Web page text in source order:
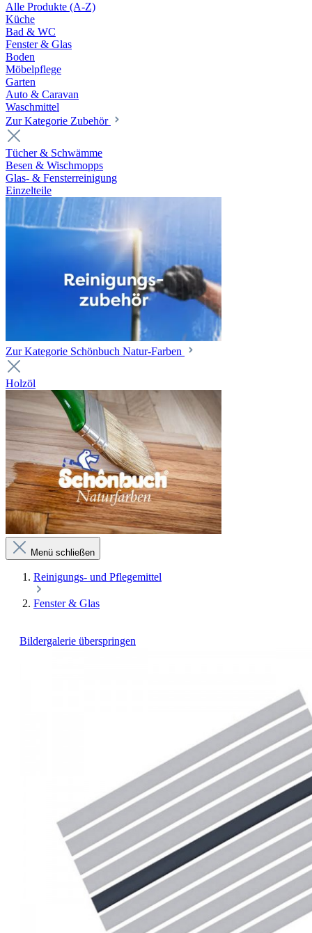
Alle Produkte (A-Z)
Küche
Bad & WC
Fenster & Glas
Boden
Möbelpflege
Garten
Auto & Caravan
Waschmittel
Zur Kategorie Zubehör
Tücher & Schwämme
Besen & Wischmopps
Glas- & Fensterreinigung
Einzelteile
Zur Kategorie Schönbuch Natur-Farben
Holzöl
Menü schließen
Reinigungs- und Pflegemittel
Fenster & Glas
Bildergalerie überspringen